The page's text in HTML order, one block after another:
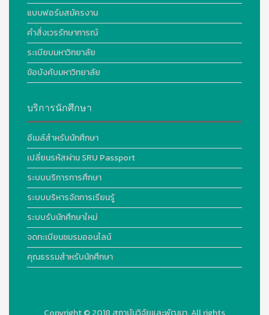
แบบฟอร์มสมัครงาน
คำสั่งเวรรักษาการณ์
ระเบียบมหาวิทยาลัย
ข้อบังคับมหาวิทยาลัย
บริการนักศึกษา
อีเมล์สำหรับนักศึกษา
เปลี่ยนรหัสผ่าน SRU Passport
ระบบบริการการศึกษา
ระบบบริหารจัดการเรียนรู้
ระบบรับนักศึกษาใหม่
จดทะเบียนชมรมออนไลน์
คุณธรรมสำหรับนักศึกษา